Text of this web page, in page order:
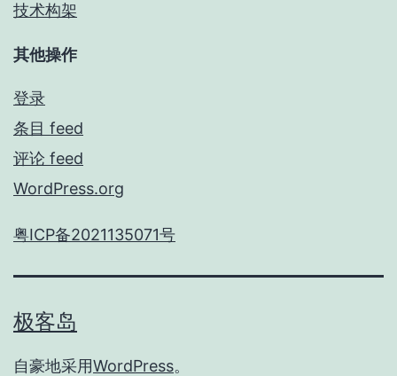
技术构架
其他操作
登录
条目 feed
评论 feed
WordPress.org
粤ICP备2021135071号
极客岛
自豪地采用WordPress。